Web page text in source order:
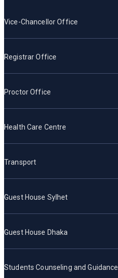
Vice-Chancellor Office
Registrar Office
Proctor Office
Health Care Centre
Transport
Guest House Sylhet
Guest House Dhaka
Students Counseling and Guidance